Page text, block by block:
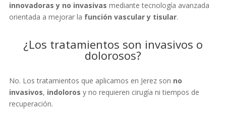
innovadoras y no invasivas mediante tecnología avanzada
orientada a mejorar la función vascular y tisular.
¿Los tratamientos son invasivos o
dolorosos?
No. Los tratamientos que aplicamos en Jerez son no
invasivos, indoloros y no requieren cirugía ni tiempos de
recuperación.